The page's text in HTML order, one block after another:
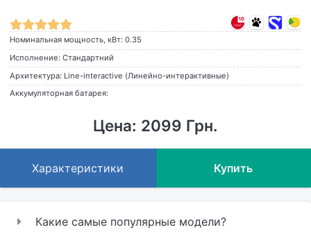
Номинальная мощность, кВт: 0.35
Исполнение: Стандартний
Архитектура: Line-interactive (Линейно-интерактивные)
Аккумуляторная батарея:
Цена: 2099 Грн.
Характеристики Купить
Какие самые популярные модели?